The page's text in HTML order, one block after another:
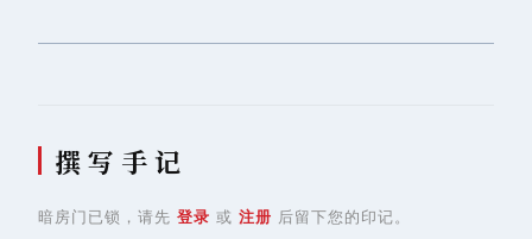
撰 写 手 记
暗房门已锁，请先 登录 或 注册 后留下您的印记。